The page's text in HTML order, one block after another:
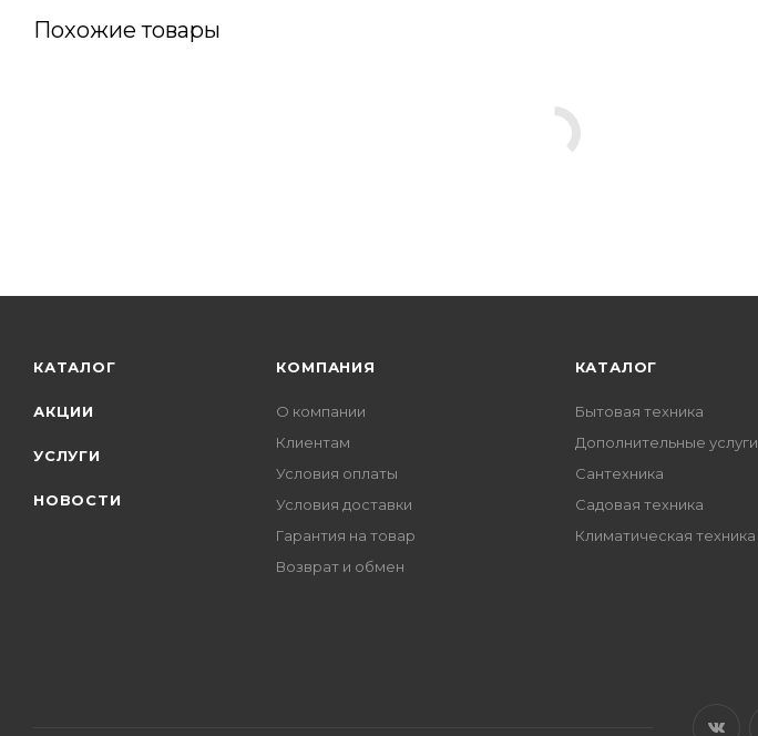
Похожие товары
КАТАЛОГ
АКЦИИ
УСЛУГИ
НОВОСТИ
КОМПАНИЯ
О компании
Клиентам
Условия оплаты
Условия доставки
Гарантия на товар
Возврат и обмен
КАТАЛОГ
Бытовая техника
Дополнительные услуги
Сантехника
Садовая техника
Климатическая техника